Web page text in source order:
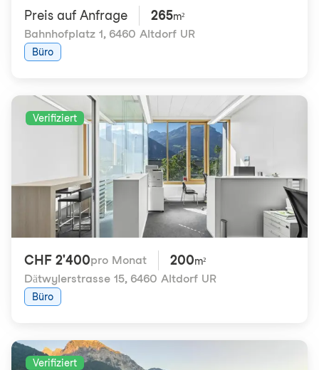
Preis auf Anfrage 265m²
Bahnhofplatz 1, 6460 Altdorf UR
Büro
Verifiziert
CHF 2'400pro Monat 200m²
Dätwylerstrasse 15, 6460 Altdorf UR
Büro
Verifiziert